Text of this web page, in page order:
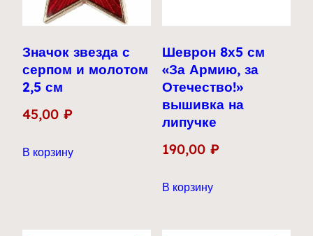
Значок звезда с
серпом и молотом
2,5 см
45,00 ₽
В корзину
Шеврон 8х5 см
«За Армию, за
Отечество!»
вышивка на
липучке
190,00 ₽
В корзину